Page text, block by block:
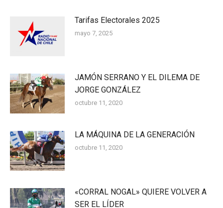
Tarifas Electorales 2025
mayo 7, 2025
JAMÓN SERRANO Y EL DILEMA DE
JORGE GONZÁLEZ
octubre 11, 2020
LA MÁQUINA DE LA GENERACIÓN
octubre 11, 2020
«CORRAL NOGAL» QUIERE VOLVER A
SER EL LÍDER